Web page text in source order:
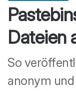
Dateien
So
anonym